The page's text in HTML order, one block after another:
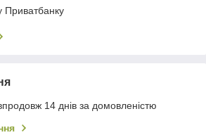
Приватбанку
14 днів за домовленістю